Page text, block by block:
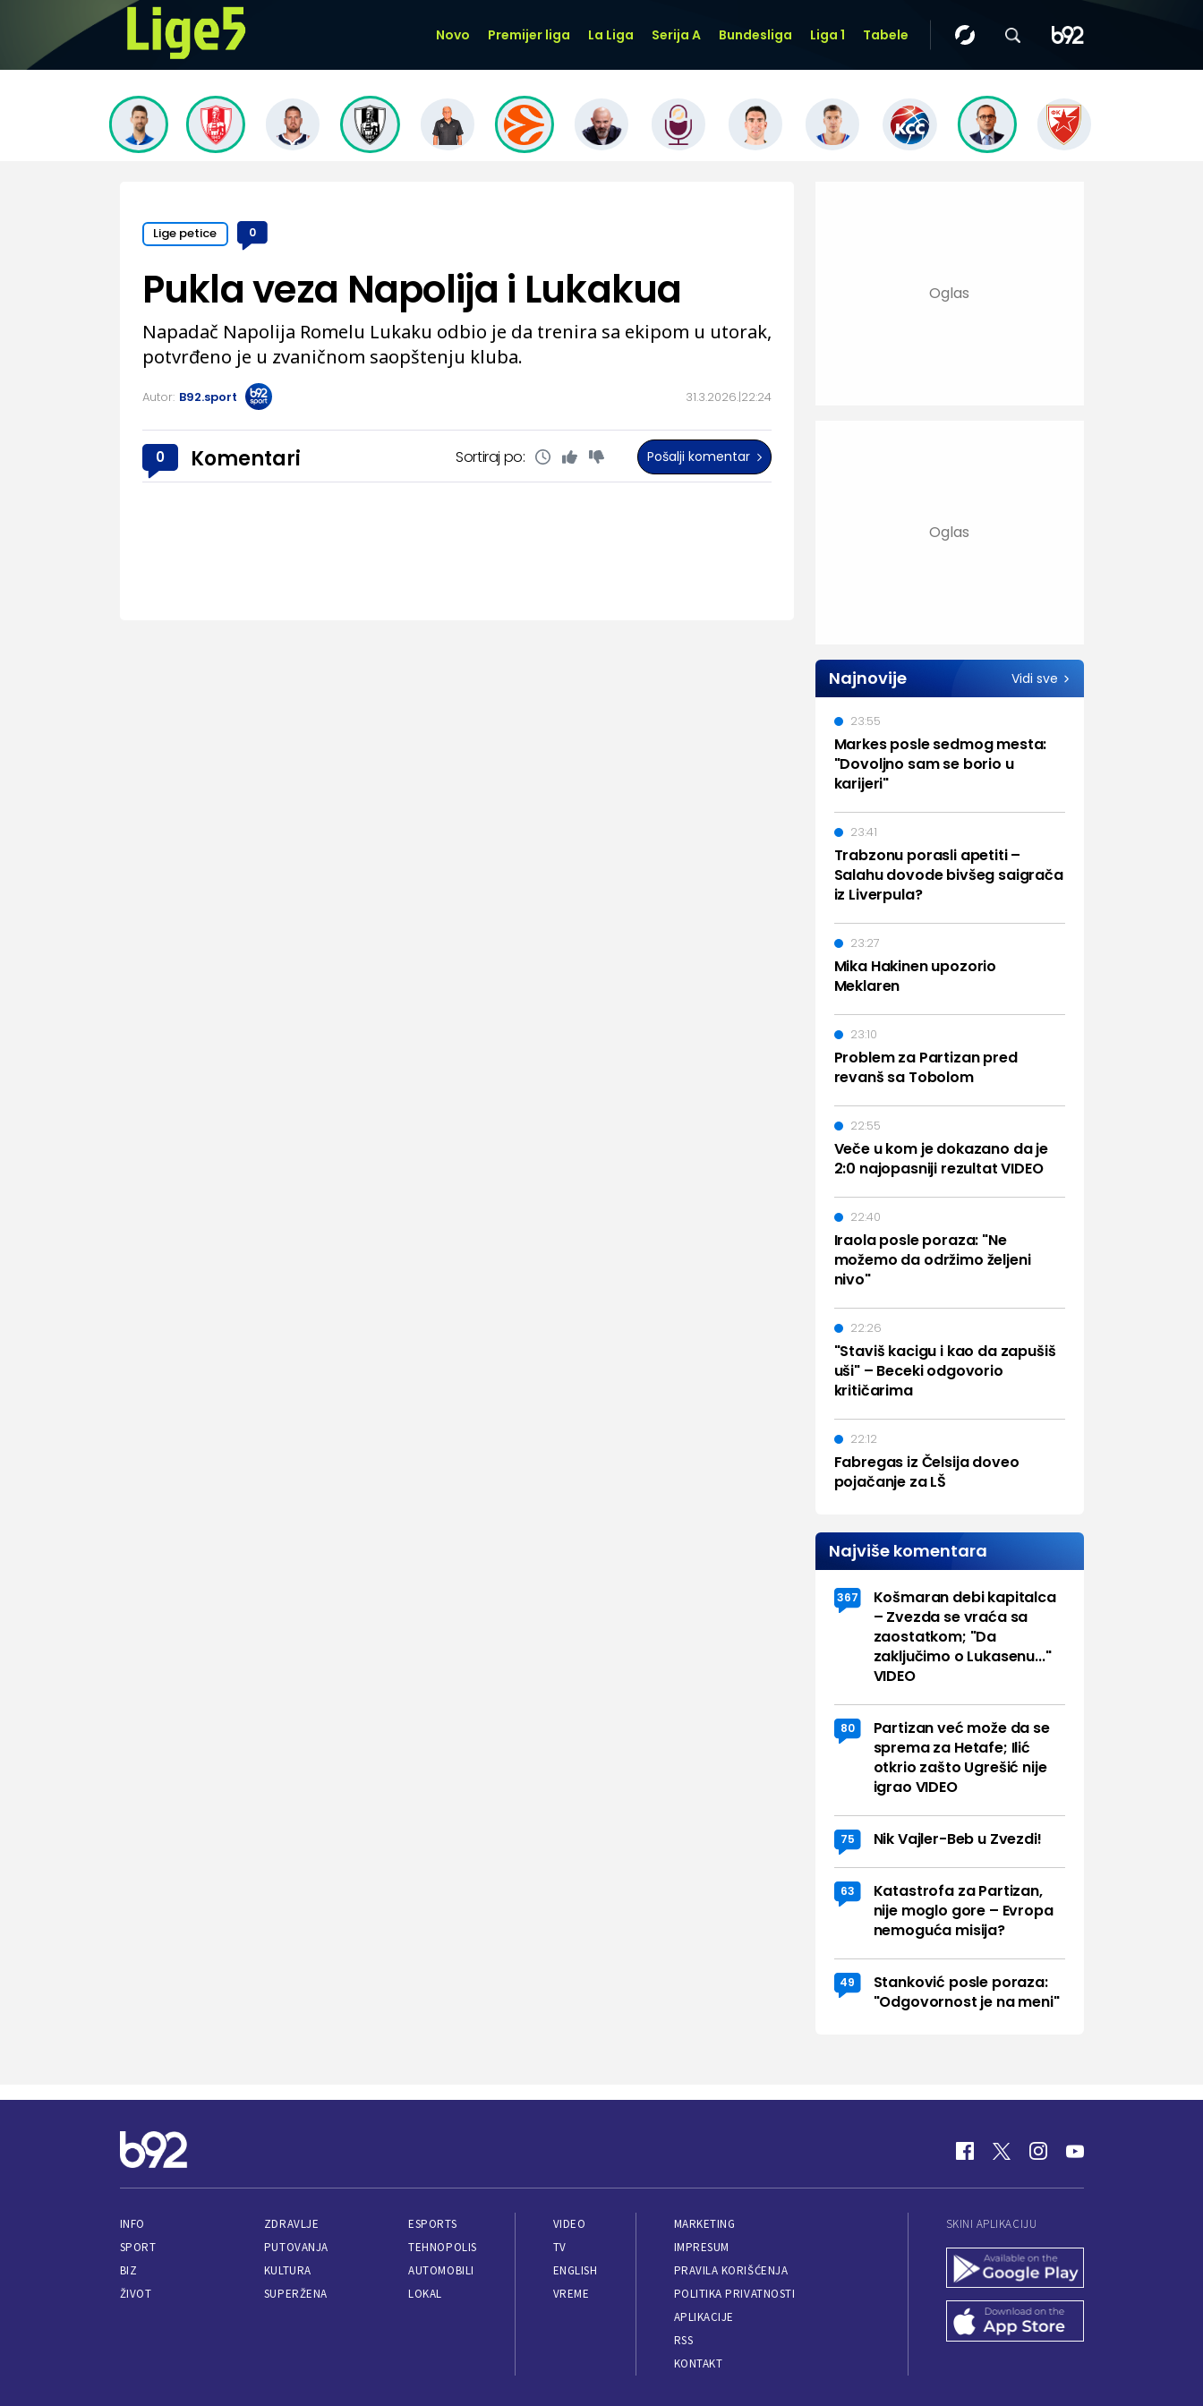
Novo Premijer liga La Liga Serija A Bundesliga Liga 1 Tabele
Lige petice 0
31.3.2026. 22:24
Pukla veza Napolija i Lukakua
Napadač Napolija Romelu Lukaku odbio je da trenira sa ekipom u utorak,
potvrđeno je u zvaničnom saopštenju kluba.
Autor: B92.sport
0 Komentari Sortiraj po: Pošalji komentar
Najnovije Vidi sve
Markes posle sedmog mesta:
"Dovoljno sam se borio u
karijeri"
23:55
Trabzonu porasli apetiti –
Salahu dovode bivšeg saigrača
iz Liverpula?
23:41
Mika Hakinen upozorio
Meklaren
23:27
Problem za Partizan pred
revanš sa Tobolom
23:10
Veče u kom je dokazano da je
2:0 najopasniji rezultat VIDEO
22:55
Iraola posle poraza: "Ne
možemo da održimo željeni
nivo"
22:40
"Staviš kacigu i kao da zapušiš
uši" – Beceki odgovorio
kritičarima
22:26
Fabregas iz Čelsija doveo
pojačanje za LŠ
22:12
Najviše komentara
367
Košmaran debi kapitalca
– Zvezda se vraća sa
zaostatkom; "Da
zaključimo o Lukasenu..."
VIDEO
80
Partizan već može da se
sprema za Hetafe; Ilić
otkrio zašto Ugrešić nije
igrao VIDEO
75 Nik Vajler-Beb u Zvezdi!
63
Katastrofa za Partizan,
nije moglo gore – Evropa
nemoguća misija?
49
Stanković posle poraza:
"Odgovornost je na meni"
INFO
SPORT
BIZ
ŽIVOT
ZDRAVLJE
PUTOVANJA
KULTURA
SUPERŽENA
ESPORTS
TEHNOPOLIS
AUTOMOBILI
LOKAL
VIDEO
TV
ENGLISH
VREME
MARKETING
IMPRESUM
PRAVILA KORIŠĆENJA
POLITIKA PRIVATNOSTI
APLIKACIJE
RSS
KONTAKT
SKINI APLIKACIJU